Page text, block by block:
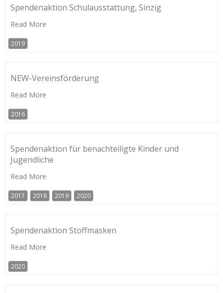
Spendenaktion Schulausstattung, Sinzig
Read More
2019
NEW-Vereinsförderung
Read More
2016
Spendenaktion für benachteiligte Kinder und
Jugendliche
Read More
2017 2018 2019 2020
Spendenaktion Stoffmasken
Read More
2020